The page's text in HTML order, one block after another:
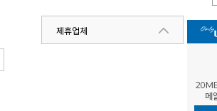
제휴업체